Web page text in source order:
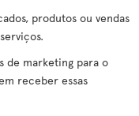
produtos ou vendas
de marketing para o
receber essas